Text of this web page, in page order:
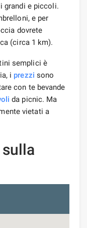
grandi e piccoli.
e per
dovrete
(circa 1 km).
semplici è
i prezzi sono
con te bevande
da picnic. Ma
vietati a